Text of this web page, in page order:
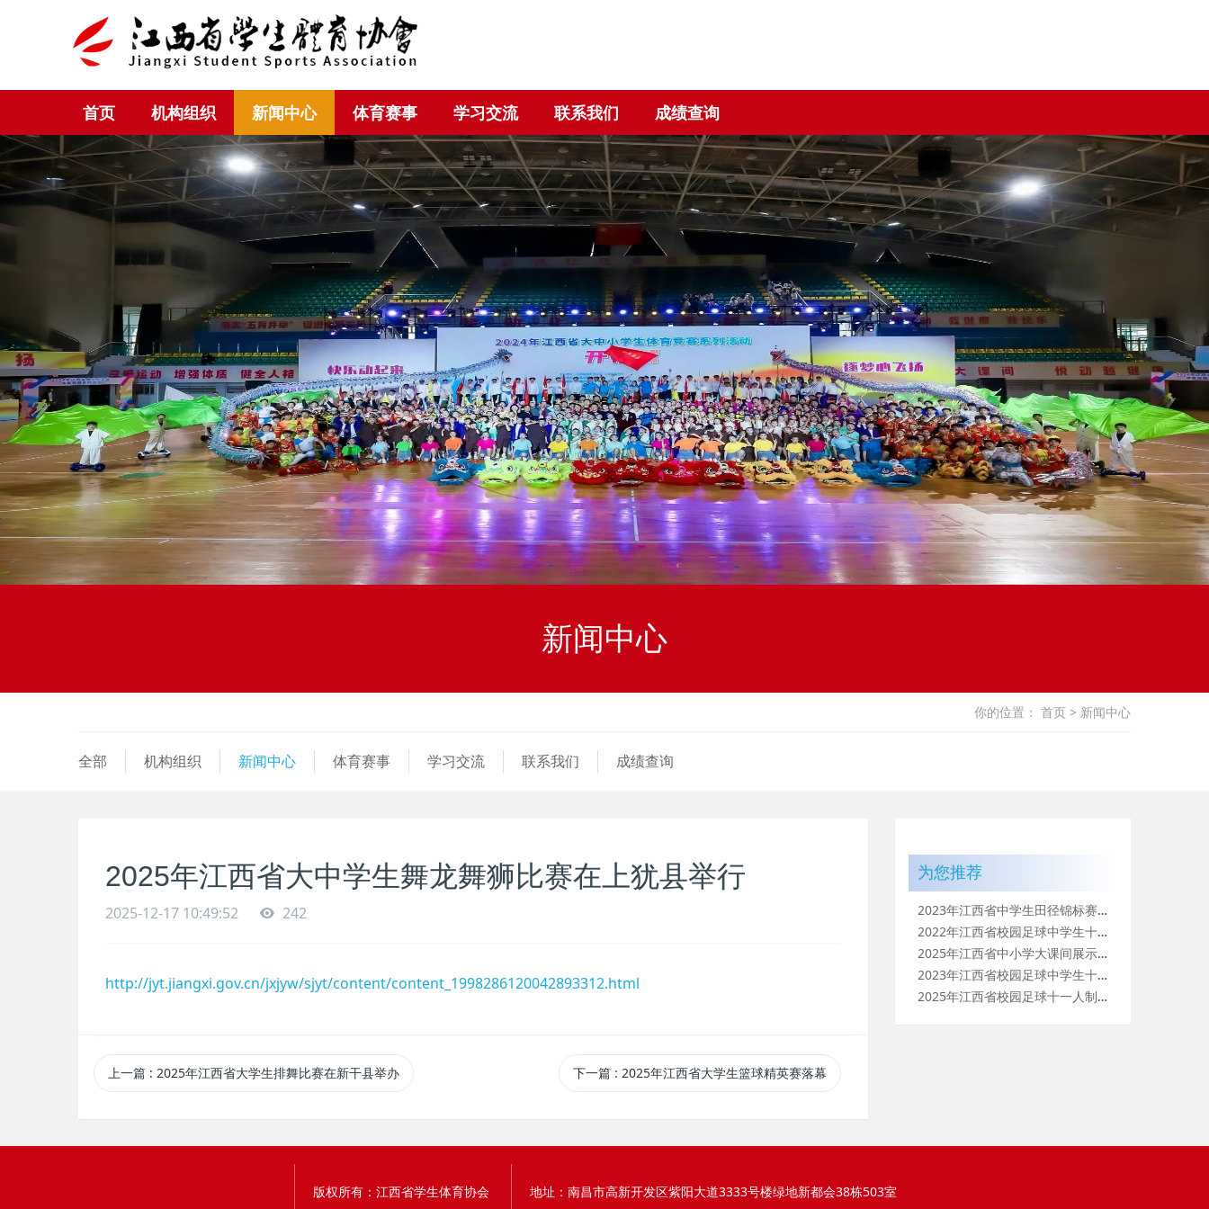
首页 机构组织 新闻中心 体育赛事 学习交流 联系我们 成绩查询
新闻中心
你的位置： 首页 > 新闻中心
全部 机构组织 新闻中心 体育赛事 学习交流 联系我们 成绩查询
2025年江西省大中学生舞龙舞狮比赛在上犹县举行
2025-12-17 10:49:52 242
http://jyt.jiangxi.gov.cn/jxjyw/sjyt/content/content_1998286120042893312.html
上一篇 : 2025年江西省大学生排舞比赛在新干县举办 下一篇 : 2025年江西省大学生篮球精英赛落幕
为您推荐
2023年江西省中学生田径锦标赛（高中组）暨省体传校田径比赛
2022年江西省校园足球中学生十一人制足球比赛（高中组）比赛
2025年江西省中小学大课间展示活动在永丰县举办
2023年江西省校园足球中学生十一人制足球锦标赛（高中组）暨
2025年江西省校园足球十一人制比赛圆满落幕
版权所有：江西省学生体育协会 地址：南昌市高新开发区紫阳大道3333号楼绿地新都会38栋503室